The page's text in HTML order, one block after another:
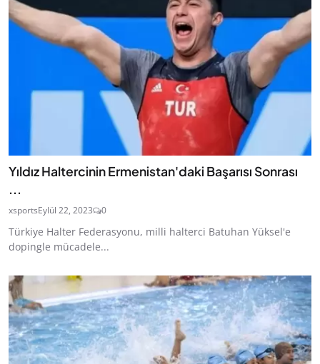
Yıldız Haltercinin Ermenistan'daki Başarısı Sonrası
...
xsportsEylül 22, 2023 0
Türkiye Halter Federasyonu, milli halterci Batuhan Yüksel'e
dopingle mücadele...